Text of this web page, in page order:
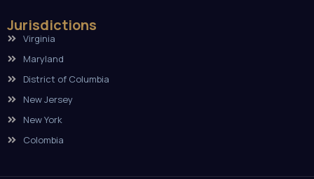
Jurisdictions
Virginia
Maryland
District of Columbia
New Jersey
New York
Colombia